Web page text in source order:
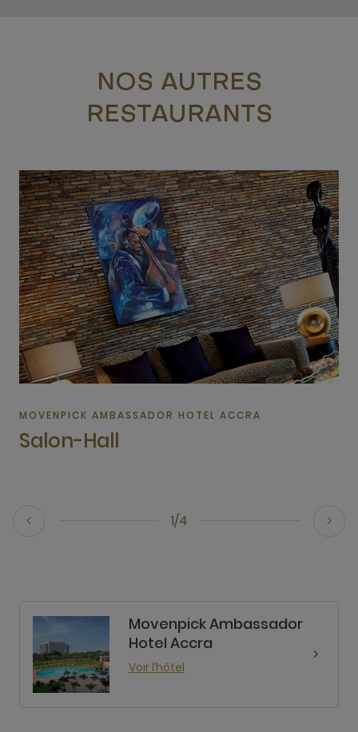
NOS AUTRES
RESTAURANTS
1/4
MOVENPICK AMBASSADOR HOTEL ACCRA
Salon-Hall
Movenpick Ambassador
Hotel Accra
Voir l’hôtel